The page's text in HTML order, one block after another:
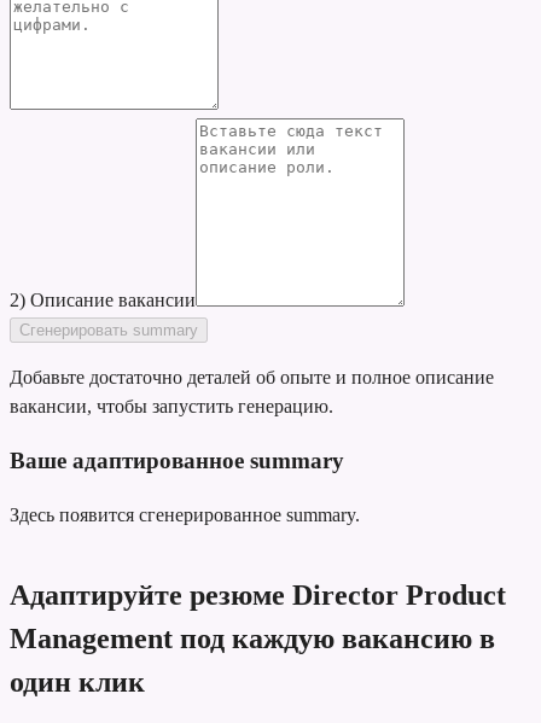
2) Описание вакансии
Сгенерировать summary
Добавьте достаточно деталей об опыте и полное описание
вакансии, чтобы запустить генерацию.
Ваше адаптированное summary
Здесь появится сгенерированное summary.
Адаптируйте резюме Director Product
Management под каждую вакансию в
один клик